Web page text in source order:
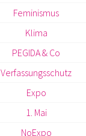
Feminismus
Klima
PEGIDA & Co
Verfassungsschutz
Expo
1. Mai
NoExpo